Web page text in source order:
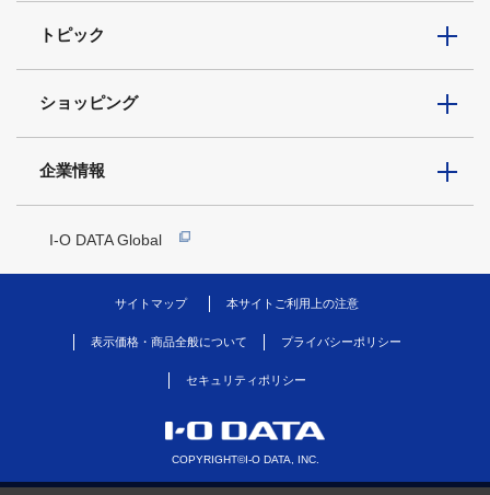
トピック
ショッピング
企業情報
I-O DATA Global
サイトマップ 本サイトご利用上の注意
表示価格・商品全般について プライバシーポリシー
セキュリティポリシー
COPYRIGHT©I-O DATA, INC.